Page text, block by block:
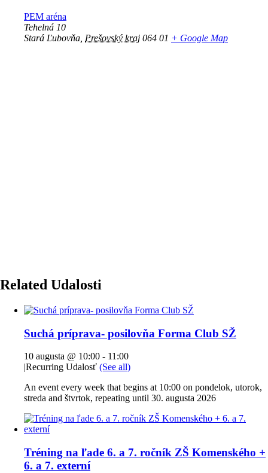
PEM aréna
Tehelná 10
Stará Ľubovňa Prešovský kraj 064 01 + Google Map
Related Udalosti
Suchá príprava- posilovňa Forma Club SŽ
10 augusta @ 10:00 - 11:00
|Recurring Udalosť (See all)
An event every week that begins at 10:00 on pondelok, utorok,
streda and štvrtok, repeating until 30. augusta 2026
Tréning na ľade 6. a 7. ročník ZŠ Komenského +
6. a 7. externí